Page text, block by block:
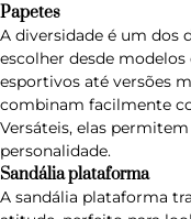
Papetes
A diversidade é um dos
escolher desde
esportivos até versões
combinam facilmente
Versáteis, elas
personalidade.
Sandália plataforma
A sandália plataforma